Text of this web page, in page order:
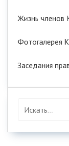
Жизнь членов
Фотогалерея
Заседания